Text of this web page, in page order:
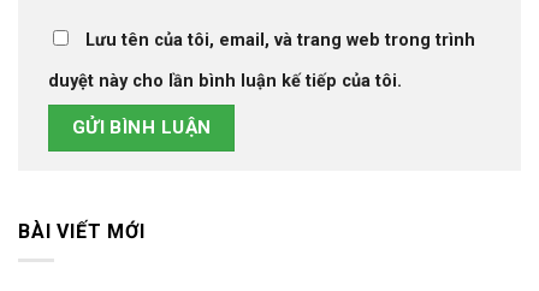
Lưu tên của tôi, email, và trang web trong trình
duyệt này cho lần bình luận kế tiếp của tôi.
BÀI VIẾT MỚI